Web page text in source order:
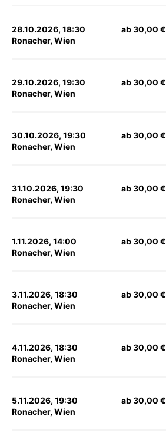
28.10.2026, 18:30
Ronacher, Wien
ab 30,00 €
29.10.2026, 19:30
Ronacher, Wien
ab 30,00 €
30.10.2026, 19:30
Ronacher, Wien
ab 30,00 €
31.10.2026, 19:30
Ronacher, Wien
ab 30,00 €
1.11.2026, 14:00
Ronacher, Wien
ab 30,00 €
3.11.2026, 18:30
Ronacher, Wien
ab 30,00 €
4.11.2026, 18:30
Ronacher, Wien
ab 30,00 €
5.11.2026, 19:30
Ronacher, Wien
ab 30,00 €